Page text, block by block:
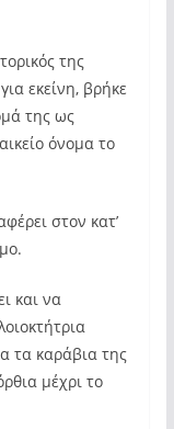
της
εκείνη, βρήκε
της ως
όνομα το
στον κατ’
και να
τα καράβια της
μέχρι το